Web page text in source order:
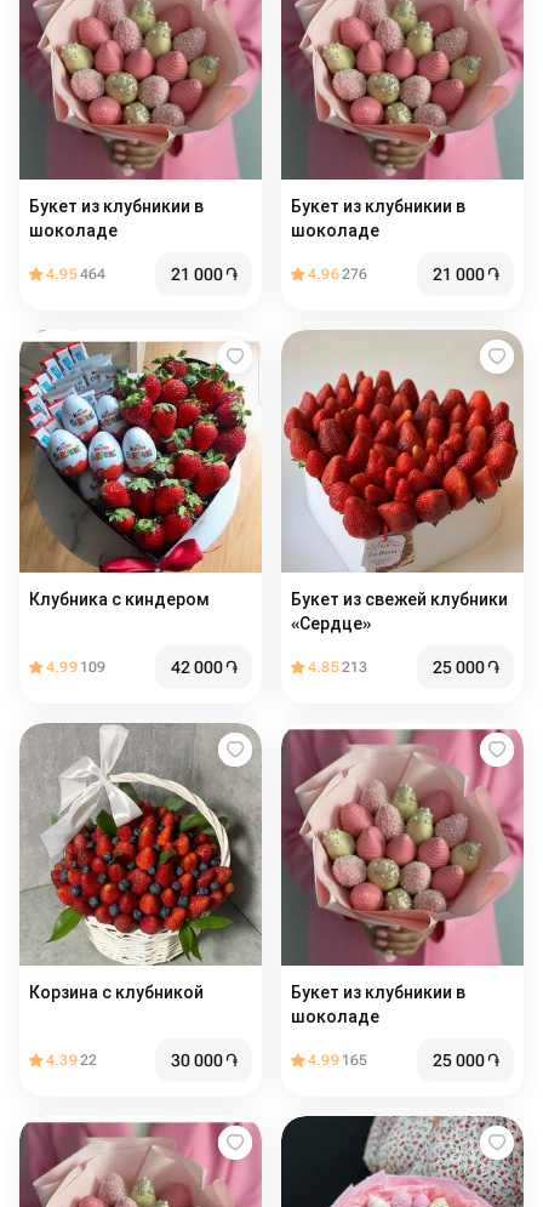
Букет из клубникии в
шоколаде
4.95464 21 000֏
Букет из клубникии в
шоколаде
4.96276 21 000֏
Клубника с киндером
4.99 109 42 000֏
Букет из свежей клубники
«Сердце»
4.85213 25 000֏
Корзина с клубникой
4.3922 30 000֏
Букет из клубникии в
шоколаде
4.99 165 25 000֏